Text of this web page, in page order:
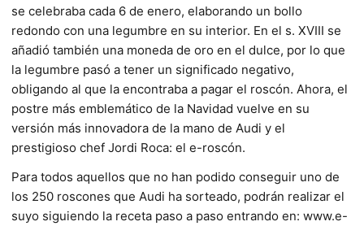
se celebraba cada 6 de enero, elaborando un bollo
redondo con una legumbre en su interior. En el s. XVIII se
añadió también una moneda de oro en el dulce, por lo que
la legumbre pasó a tener un significado negativo,
obligando al que la encontraba a pagar el roscón. Ahora, el
postre más emblemático de la Navidad vuelve en su
versión más innovadora de la mano de Audi y el
prestigioso chef Jordi Roca: el e-roscón.
Para todos aquellos que no han podido conseguir uno de
los 250 roscones que Audi ha sorteado, podrán realizar el
suyo siguiendo la receta paso a paso entrando en: www.e-